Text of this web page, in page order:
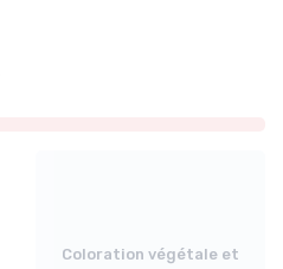
Coloration végétale et